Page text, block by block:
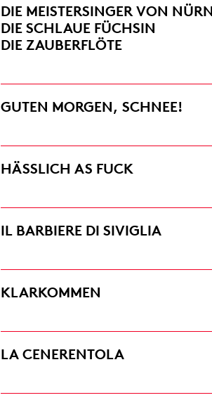
DIE MEISTERSINGER VON
DIE SCHLAUE FÜCHSIN
DIE ZAUBERFLÖTE
GUTEN MORGEN, SCHNEE!
HÄSSLICH AS FUCK
IL BARBIERE DI SIVIGLIA
KLARKOMMEN
LA CENERENTOLA